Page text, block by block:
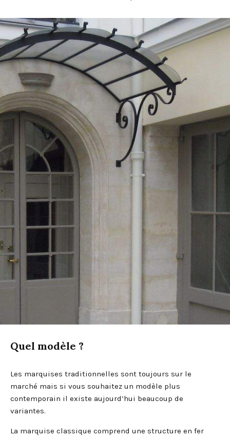
Quel modèle ?
Les marquises traditionnelles sont toujours sur le
marché mais si vous souhaitez un modèle plus
contemporain il existe aujourd’hui beaucoup de
variantes.
La marquise classique comprend une structure en fer